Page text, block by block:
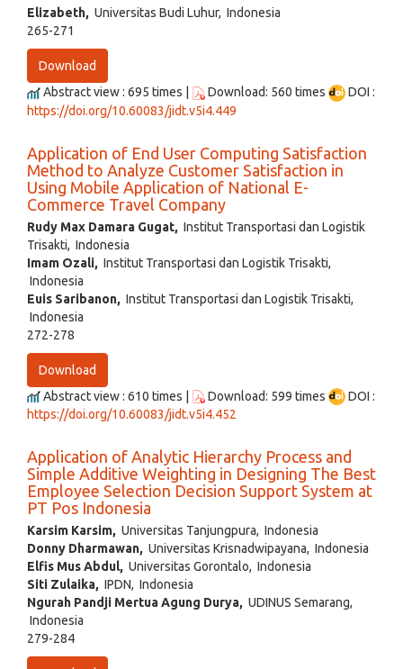
Elizabeth, Universitas Budi Luhur, Indonesia
265-271
Download
Abstract view : 695 times |
Download: 560 times
DOI :
https://doi.org/10.60083/jidt.v5i4.449
Application of End User Computing Satisfaction
Method to Analyze Customer Satisfaction in
Using Mobile Application of National E-
Commerce Travel Company
Rudy Max Damara Gugat, Institut Transportasi dan Logistik
Trisakti, Indonesia
Imam Ozali, Institut Transportasi dan Logistik Trisakti,
Indonesia
Euis Saribanon, Institut Transportasi dan Logistik Trisakti,
Indonesia
272-278
Download
Abstract view : 610 times |
Download: 599 times
DOI :
https://doi.org/10.60083/jidt.v5i4.452
Application of Analytic Hierarchy Process and
Simple Additive Weighting in Designing The Best
Employee Selection Decision Support System at
PT Pos Indonesia
Karsim Karsim, Universitas Tanjungpura, Indonesia
Donny Dharmawan, Universitas Krisnadwipayana, Indonesia
Elfis Mus Abdul, Universitas Gorontalo, Indonesia
Siti Zulaika, IPDN, Indonesia
Ngurah Pandji Mertua Agung Durya, UDINUS Semarang,
Indonesia
279-284